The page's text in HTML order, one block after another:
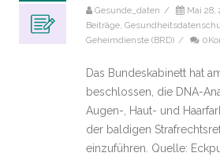
Gesunde_daten / Mai 28,
Beiträge,
Geheimdienste (BRD) /
Das Bundeskabinett hat
beschlossen, die DNA-
Augen-, Haut- und
der baldigen
einzuführen. Quelle: